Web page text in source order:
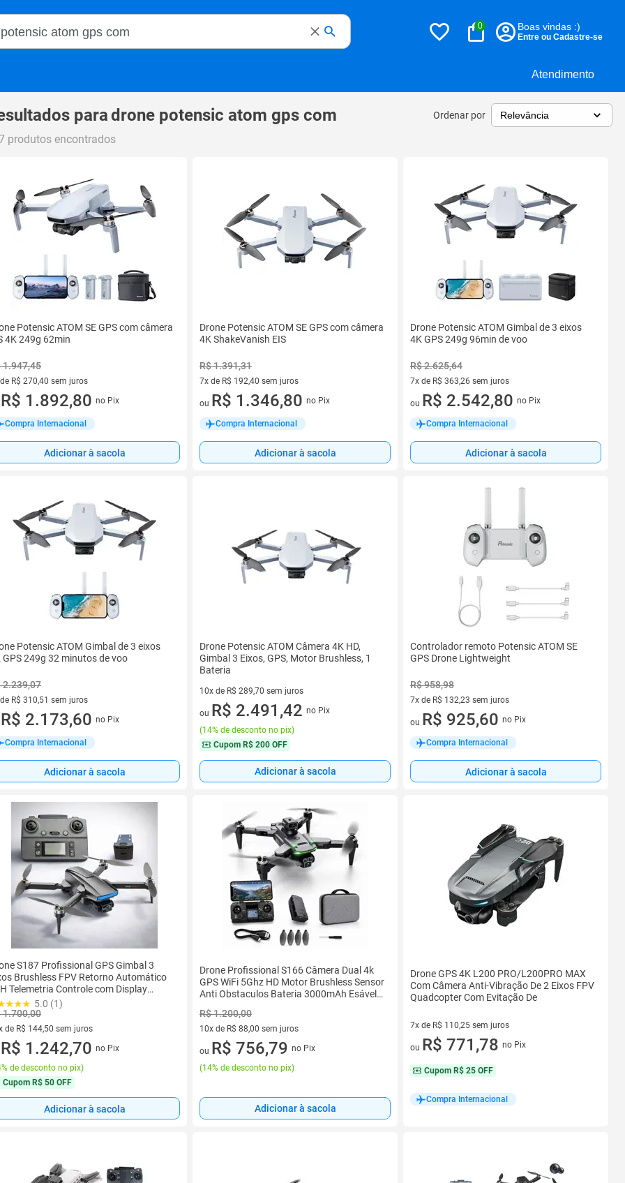
Atendimento
Magalu
0 Boas vindas :)
Entre ou Cadastre-se
paradrone potensic atom gps com Ordenar por
produtos encontrados
Potensic ATOM SE GPS com câmera
4K 249g 62min
1.947,45
R$ 270,40 sem juros
de R$ 270,40 sem juros
R$ 1.892,80 no Pix
Compra Internacional
Adicionar à sacola
Drone Potensic ATOM SE GPS com câmera
4K ShakeVanish EIS
R$ 1.391,31
7x de R$ 192,40 sem juros
7 vez de R$ 192,40 sem juros
ou R$ 1.346,80 no Pix
Compra Internacional
Adicionar à sacola
Drone Potensic ATOM Gimbal de 3 eixos
4K GPS 249g 96min de voo
R$ 2.625,64
7x de R$ 363,26 sem juros
7 vez de R$ 363,26 sem juros
ou R$ 2.542,80 no Pix
Compra Internacional
Adicionar à sacola
Potensic ATOM Gimbal de 3 eixos
GPS 249g 32 minutos de voo
2.239,07
R$ 310,51 sem juros
de R$ 310,51 sem juros
R$ 2.173,60 no Pix
Compra Internacional
Adicionar à sacola
Drone Potensic ATOM Câmera 4K HD,
Gimbal 3 Eixos, GPS, Motor Brushless, 1
Bateria
10x de R$ 289,70 sem juros
10 vez de R$ 289,70 sem juros
ou R$ 2.491,42 no Pix
(14% de desconto no pix)
Cupom R$ 200 OFF
Adicionar à sacola
Controlador remoto Potensic ATOM SE
GPS Drone Lightweight
R$ 958,98
7x de R$ 132,23 sem juros
7 vez de R$ 132,23 sem juros
ou R$ 925,60 no Pix
Compra Internacional
Adicionar à sacola
S187 Profissional GPS Gimbal 3
Brushless FPV Retorno Automático
Telemetria Controle com Display
3000mAh
5.0 (1)
1.700,00
de R$ 144,50 sem juros
vez de R$ 144,50 sem juros
R$ 1.242,70 no Pix
de desconto no pix)
Cupom R$ 50 OFF
Adicionar à sacola
Drone Profissional S166 Câmera Dual 4k
GPS WiFi 5Ghz HD Motor Brushless Sensor
Anti Obstaculos Bateria 3000mAh Esável
R$ 1.200,00
10x de R$ 88,00 sem juros
10 vez de R$ 88,00 sem juros
ou R$ 756,79 no Pix
(14% de desconto no pix)
Adicionar à sacola
Drone GPS 4K L200 PRO/L200PRO MAX
Com Câmera Anti-Vibração De 2 Eixos FPV
Quadcopter Com Evitação De
7x de R$ 110,25 sem juros
7 vez de R$ 110,25 sem juros
ou R$ 771,78 no Pix
Cupom R$ 25 OFF
Compra Internacional